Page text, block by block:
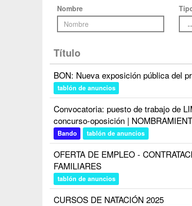
Nombre
Título
BON: Nueva exposición pública del
tablón de anuncios
Convocatoria: puesto de trabajo de
concurso-oposición |
Bando tablón de anuncios
OFERTA DE EMPLEO -
FAMILIARES
tablón de anuncios
CURSOS DE NATACIÓN 2025